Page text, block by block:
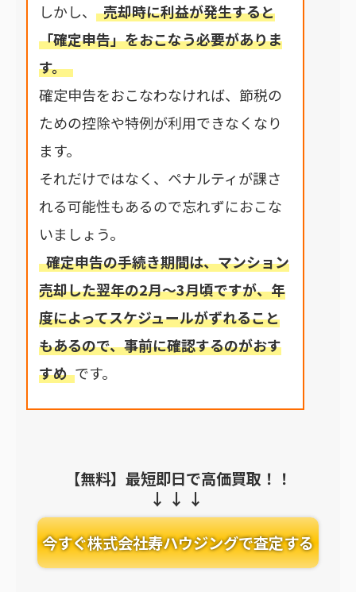
しかし、
売却時に利益が発生すると
「確定申告」をおこなう必要がありま
す。
確定申告をおこなわなければ、節税の
ための控除や特例が利用できなくなり
ます。
それだけではなく、ペナルティが課さ
れる可能性もあるので忘れずにおこな
いましょう。
確定申告の手続き期間は、マンション
売却した翌年の2月～3月頃ですが、年
度によってスケジュールがずれること
もあるので、事前に確認するのがおす
すめ です。
【無料】最短即日で高価買取！！
今すぐ株式会社寿ハウジングで査定する